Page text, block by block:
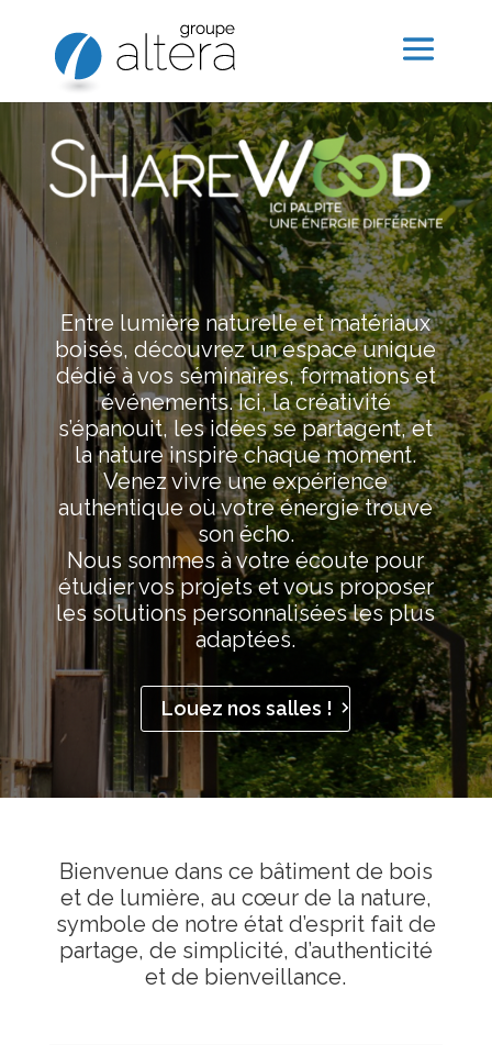
Entre lumière naturelle et matériaux
boisés, découvrez un espace unique
dédié à vos séminaires, formations et
événements. Ici, la créativité
s’épanouit, les idées se partagent, et
la nature inspire chaque moment.
Venez vivre une expérience
authentique où votre énergie trouve
son écho.
Nous sommes à votre écoute pour
étudier vos projets et vous proposer
les solutions personnalisées les plus
adaptées.
Louez nos salles !
Bienvenue dans ce bâtiment de bois
et de lumière, au cœur de la nature,
symbole de notre état d’esprit fait de
partage, de simplicité, d’authenticité
et de bienveillance.